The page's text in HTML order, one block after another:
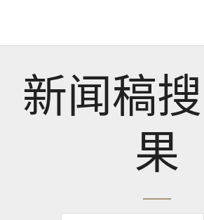
新闻稿
果